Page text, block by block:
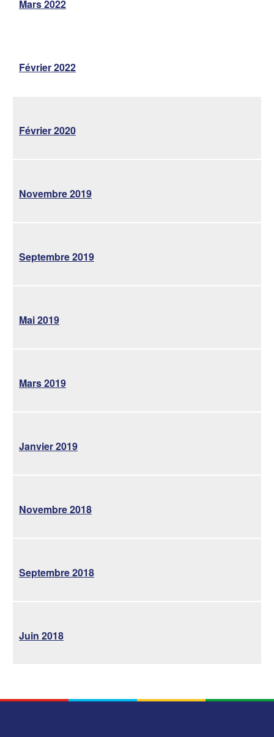
Mars 2022
Février 2022
Février 2020
Novembre 2019
Septembre 2019
Mai 2019
Mars 2019
Janvier 2019
Novembre 2018
Septembre 2018
Juin 2018